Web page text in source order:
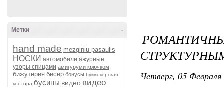
-
Метки
hand made mezginiu pasaulis
НОСКИ автомобили ажурные
узоры спицами амигуруми крючком
бижутерия бисер бонусы букмекерская
контора бусины видео видео
Четверг, 05